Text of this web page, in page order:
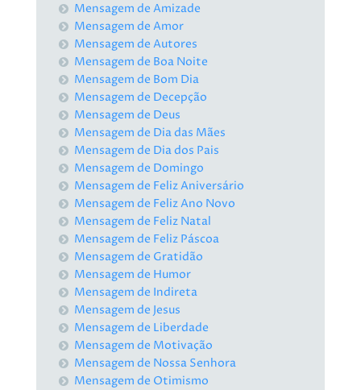
Mensagem de Amizade
Mensagem de Amor
Mensagem de Autores
Mensagem de Boa Noite
Mensagem de Bom Dia
Mensagem de Decepção
Mensagem de Deus
Mensagem de Dia das Mães
Mensagem de Dia dos Pais
Mensagem de Domingo
Mensagem de Feliz Aniversário
Mensagem de Feliz Ano Novo
Mensagem de Feliz Natal
Mensagem de Feliz Páscoa
Mensagem de Gratidão
Mensagem de Humor
Mensagem de Indireta
Mensagem de Jesus
Mensagem de Liberdade
Mensagem de Motivação
Mensagem de Nossa Senhora
Mensagem de Otimismo